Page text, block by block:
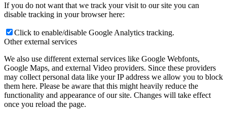
If you do not want that we track your visit to our site you can
disable tracking in your browser here:
Click to enable/disable Google Analytics tracking.
Other external services
We also use different external services like Google Webfonts,
Google Maps, and external Video providers. Since these providers
may collect personal data like your IP address we allow you to block
them here. Please be aware that this might heavily reduce the
functionality and appearance of our site. Changes will take effect
once you reload the page.